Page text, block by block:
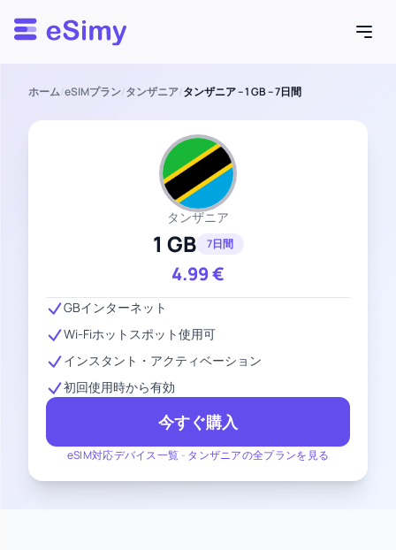
Esimy
ホーム/eSIMプラン/タンザニア/タンザニア – 1 GB – 7日間
タンザニア
1 GB 7日間
4.99€
eSIM対応デバイス一覧 - タンザニアの全プランを見る
GBインターネット
Wi-Fiホットスポット使用可
インスタント・アクティベーション
初回使用時から有効
今すぐ購入